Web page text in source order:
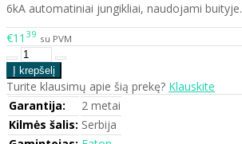
6kA automatiniai jungikliai, naudojami buityje.
€11 39 su PVM
Turite klausimų apie šią prekę? Klauskite
Garantija:
2 metai
Kilmės šalis: Serbija